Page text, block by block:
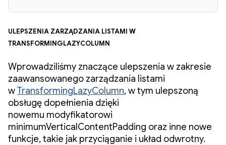
Ulepszenia zarządzania listami w
TransformingLazyColumn
Wprowadziliśmy znaczące ulepszenia w zakresie
zaawansowanego zarządzania listami
wTransformingLazyColumn, w tym ulepszoną
obsługę dopełnienia dzięki
nowemu modyfikatorowi
minimumVerticalContentPadding oraz inne nowe
funkcje, takie jak przyciąganie i układ odwrotny.